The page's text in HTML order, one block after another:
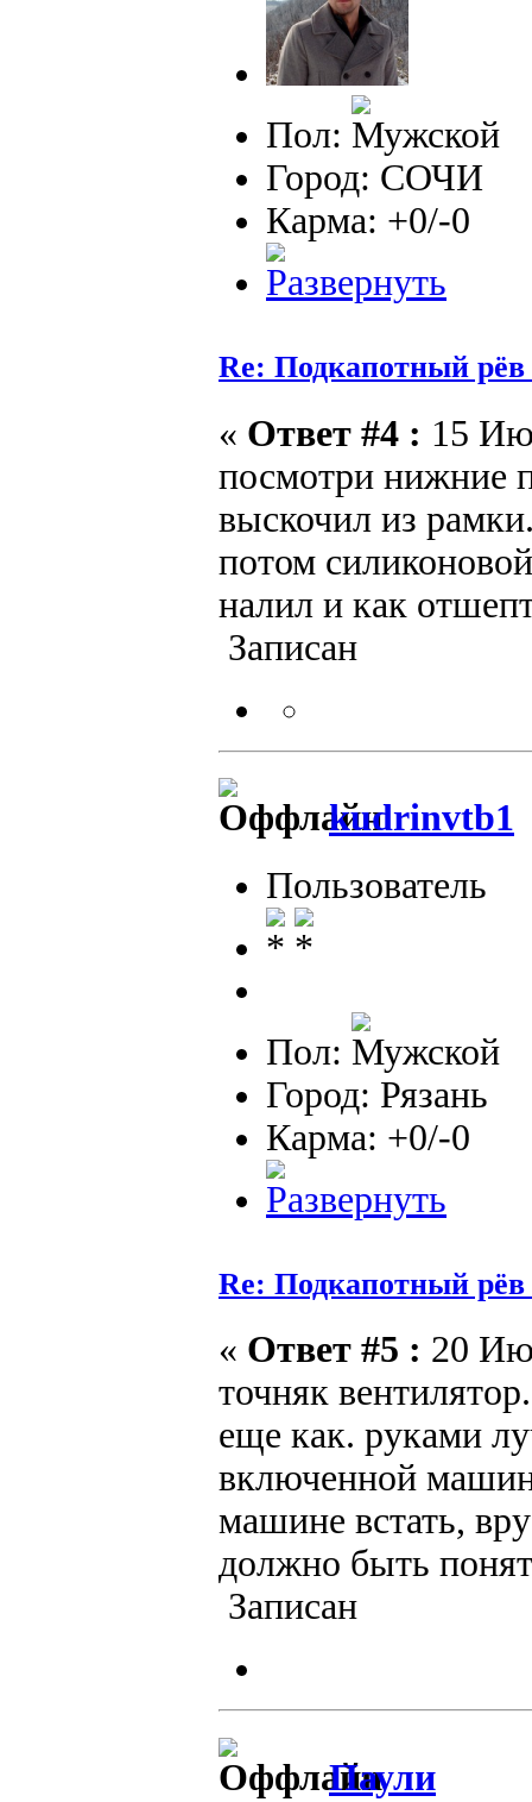
Пол:
Город: СОЧИ
Карма: +0/-0
Re: Подкапотный
« Ответ #4 : 15
посмотри нижние
выскочил из
потом
налил и как
Записан
kudrinvtb1
Пользователь
Пол:
Город: Рязань
Карма: +0/-0
Re: Подкапотный
« Ответ #5 : 20
точняк
еще как. руками
включенной
машине встать,
должно быть
Записан
Паули